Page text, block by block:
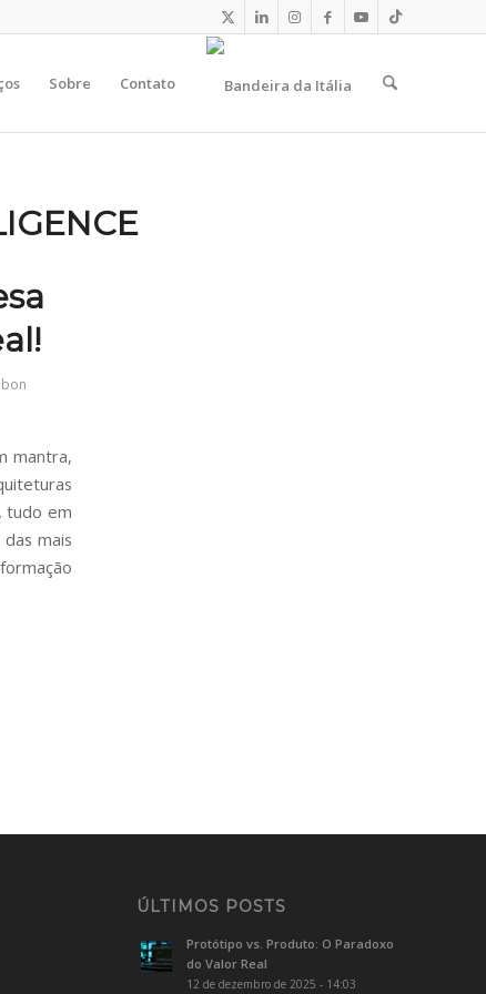
Sobre Contato
mantra,
tudo em
mais
ÚLTIMOS POSTS
Protótipo vs. Produto: O Paradoxo
do Valor Real
12 de dezembro de 2025 - 14:03